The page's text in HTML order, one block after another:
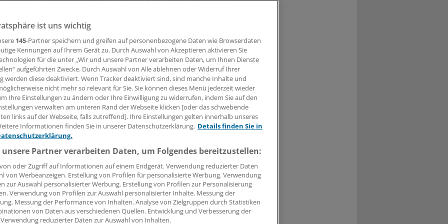
Leserin, lieber Leser,
Beitrag können Sie lesen, sobald Sie sich eingeloggt haben.
Jetzt anmelden »
Kostenlos registrieren »
vergessen?
Problem beim Login?
ist mit wenigen Klicks erledigt und kostenlos.
des kostenlosen Login:
Analysen, Hintergründe und Infografiken
Interviews und Praxis-Tipps
auf allemedizinischen Berichte und Kommentare
Voraussetzungen für den Zugang
ist uns wichtig
145-Partner speichern und greifen auf personenbezogene Daten wie Browserdaten
Kennungen auf Ihrem Gerät zu. Durch Auswahl von Akzeptieren aktivieren Sie
für die unter „Wir und unsere Partner verarbeiten Daten, um Ihnen Dienste
aufgeführten Zwecke. Durch Auswahl von Alle ablehnen oder Widerruf Ihrer
werden diese deaktiviert. Wenn Tracker deaktiviert sind, sind manche Inhalte und
nicht mehr so relevant für Sie. Sie können dieses Menü jederzeit wieder
Ihre Einstellungen zu ändern oder Ihre Einwilligung zu widerrufen, indem Sie auf den
verwalten am unteren Rand der Webseite klicken [oder das schwebende
links auf der Webseite, falls zutreffend]. Ihre Einstellungen gelten innerhalb unseres
Informationen finden Sie in unserer Datenschutzerklärung. Details finden Sie in
Partner verarbeiten Daten, um Folgendes bereitzustellen:
oder Zugriff auf Informationen auf einem Endgerät. Verwendung reduzierter Daten
von Werbeanzeigen. Erstellung von Profilen für personalisierte Werbung. Verwendung
zur Auswahl personalisierter Werbung. Erstellung von Profilen zur Personalisierung
Verwendung von Profilen zur Auswahl personalisierter Inhalte. Messung der
Messung der Performance von Inhalten. Analyse von Zielgruppen durch Statistiken
von Daten aus verschiedenen Quellen. Entwicklung und Verbesserung der
reduzierter Daten zur Auswahl von Inhalten.